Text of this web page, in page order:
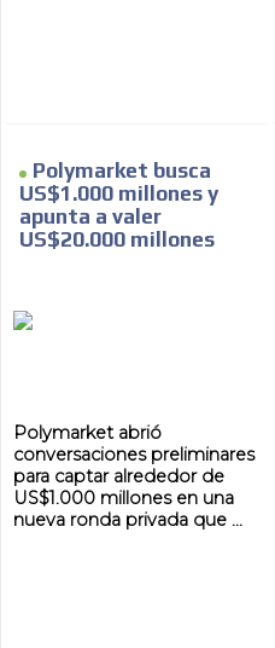
Polymarket busca
US$1.000 millones y
apunta a valer
US$20.000 millones
Polymarket abrió
conversaciones preliminares
para captar alrededor de
US$1.000 millones en una
nueva ronda privada que ...